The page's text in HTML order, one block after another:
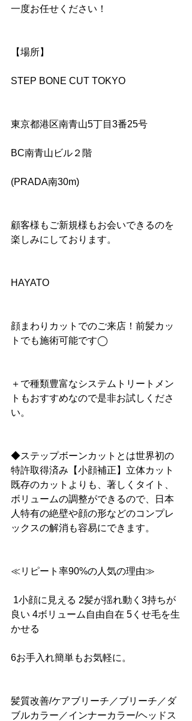
一度お任せください！
【場所】
STEP BONE CUT TOKYO
東京都港区南青山5丁目3番25号
BC南青山ビル２階
(PRADA南30m)
顧客様もご新規様もお会いできるのを
楽しみにしております。
HAYATO
顔まわりカットでのご来店！前髪カッ
トでも施術可能です◯
＋で種類豊富なシステムトリートメン
トもおすすめなので是非お試しくださ
い。
◆ステップボーンカットとは世界初の
特許取得済み【小顔補正】立体カット
既存のカットよりも、著しくタイト、
ボリュームの調整ができるので、日本
人特有の絶壁や顔の形などのコンプレ
ックスの解消も容易にできます。
≪リピート率90%の人気の理由≫
1小顔に見える 2髪が揺れ動く3持ちが
良い 4ボリューム自由自在 5くせ毛を生
かせる
6お手入れ簡単もお気軽に。
髪質改善/ケアブリーチ／ブリーチ／ダ
ブルカラー／インナーカラー/ヘッドス